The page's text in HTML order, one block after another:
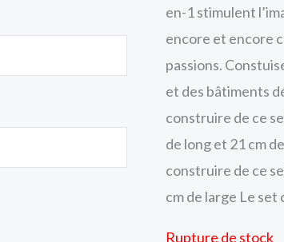
en-1 stimulent
encore et encore
passions.
et des bâtiments
construire de ce
de long et 21 cm
construire de ce
cm de large Le
Rupture de stock